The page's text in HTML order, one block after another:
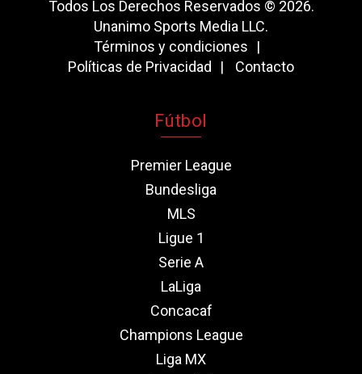
Todos Los Derechos Reservados © 2026.
Unanimo Sports Media LLC.
Términos y condiciones
Políticas de Privacidad
Contacto
Fútbol
Premier League
Bundesliga
MLS
Ligue 1
Serie A
LaLiga
Concacaf
Champions League
Liga MX